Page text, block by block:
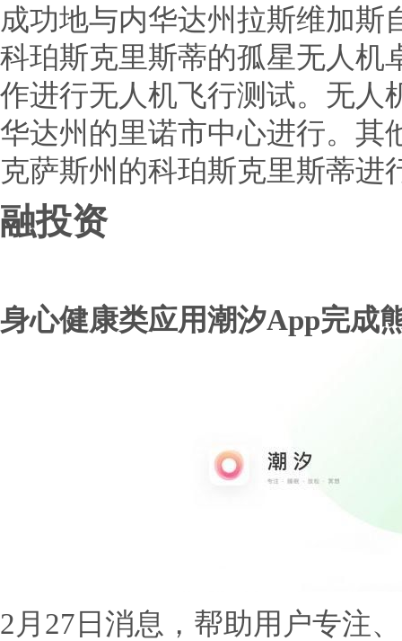
成功地与内华达州拉斯维加斯
科珀斯克里斯蒂的孤星无人机
作进行无人机飞行测试。无人
华达州的里诺市中心进行。其
克萨斯州的科珀斯克里斯蒂进
融投资
身心健康类应用潮汐App完成
2月27日消息，帮助用户专注